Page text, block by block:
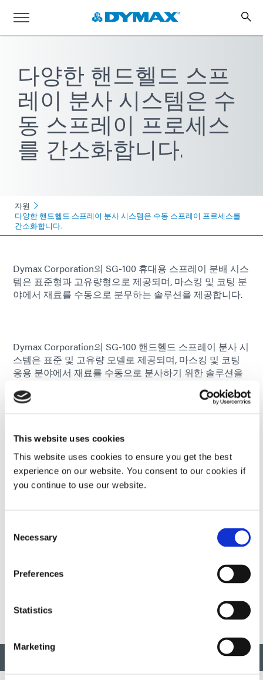
This website uses cookies
This website uses cookies to ensure you get the best
experience on our website. You consent to our cookies if
you continue to use our website.
Selection
Necessary
Preferences
Statistics
Marketing
다양한 핸드헬드 스프
레이 분사 시스템은 수
동 스프레이 프로세스
를 간소화합니다.
자원
다양한 핸드헬드 스프레이 분사 시스템은 수동 스프레이 프로세스를
간소화합니다.
Dymax Corporation의 SG-100 휴대용 스프레이 분배 시스
템은 표준형과 고유량형으로 제공되며, 마스킹 및 코팅 분
야에서 재료를 수동으로 분무하는 솔루션을 제공합니다.
Dymax Corporation의 SG-100 핸드헬드 스프레이 분사 시
스템은 표준 및 고유량 모델로 제공되며, 마스킹 및 코팅
응용 분야에서 재료를 수동으로 분사하기 위한 솔루션을
분사할 수 있어 대부분의 표준 유체 패키지 및 공급 시스템
분무를 쉽게 조정할 수 있어 재료 낭비를 줄이고 분사 정확
도를 높일 수 있습니다.
SG-100 스프레이 건의 모든 습윤 구성 요소는 스테인리스
스틸, 테프론® 또는 칼레즈®로 되어 있어 더 많은 유체와 호
Dymax Corporation은 광범위한 시장의 응용 분야를 위한
혁신적인 접착제, 코팅, 분배 및 광경화 시스템을 개발합니
다. 주요 시장으로는 항공우주, 가전제품, 자동차, 전자, 산